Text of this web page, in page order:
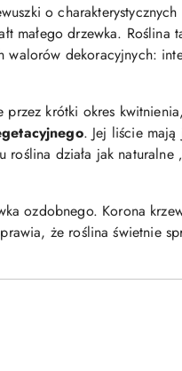
o charakterystycznych
małego drzewka. Roślina
dekoracyjnych:
krótki okres kwitnienia,
. Jej liście mają
działa jak
ozdobnego. Korona
że roślina świetnie